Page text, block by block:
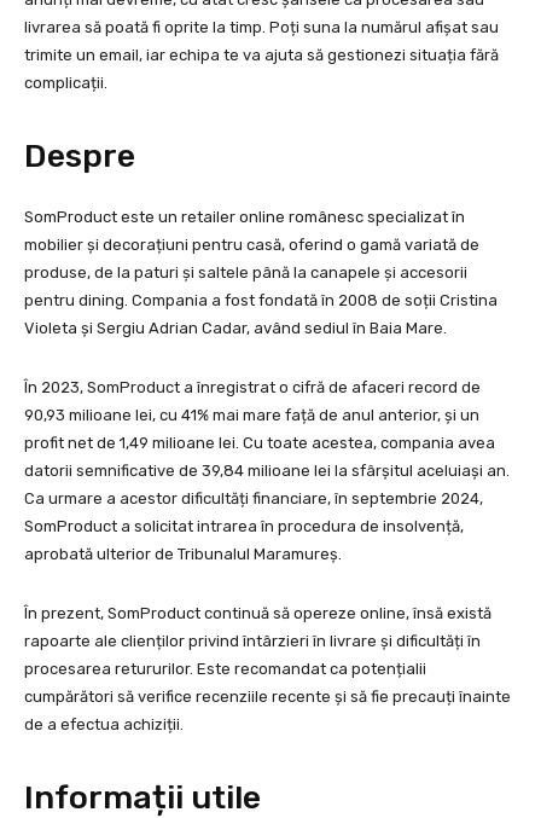
livrarea să poată fi oprite la timp. Poți suna la numărul afișat sau
trimite un email, iar echipa te va ajuta să gestionezi situația fără
complicații.
Despre
SomProduct este un retailer online românesc specializat în
mobilier și decorațiuni pentru casă, oferind o gamă variată de
produse, de la paturi și saltele până la canapele și accesorii
pentru dining. Compania a fost fondată în 2008 de soții Cristina
Violeta și Sergiu Adrian Cadar, având sediul în Baia Mare.
În 2023, SomProduct a înregistrat o cifră de afaceri record de
90,93 milioane lei, cu 41% mai mare față de anul anterior, și un
profit net de 1,49 milioane lei. Cu toate acestea, compania avea
datorii semnificative de 39,84 milioane lei la sfârșitul aceluiași an.
Ca urmare a acestor dificultăți financiare, în septembrie 2024,
SomProduct a solicitat intrarea în procedura de insolvență,
aprobată ulterior de Tribunalul Maramureș.
În prezent, SomProduct continuă să opereze online, însă există
rapoarte ale clienților privind întârzieri în livrare și dificultăți în
procesarea retururilor. Este recomandat ca potențialii
cumpărători să verifice recenziile recente și să fie precauți înainte
de a efectua achiziții.
Informații utile